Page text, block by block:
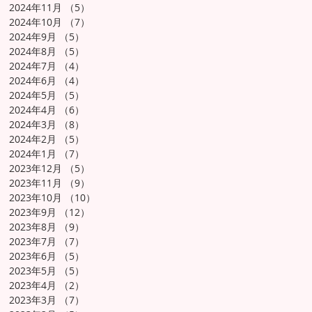
2024年11月
（5）
2024年10月
（7）
2024年9月
（5）
2024年8月
（5）
2024年7月
（4）
2024年6月
（4）
2024年5月
（5）
2024年4月
（6）
2024年3月
（8）
2024年2月
（5）
2024年1月
（7）
2023年12月
（5）
2023年11月
（9）
2023年10月
（10）
2023年9月
（12）
2023年8月
（9）
2023年7月
（7）
2023年6月
（5）
2023年5月
（5）
2023年4月
（2）
2023年3月
（7）